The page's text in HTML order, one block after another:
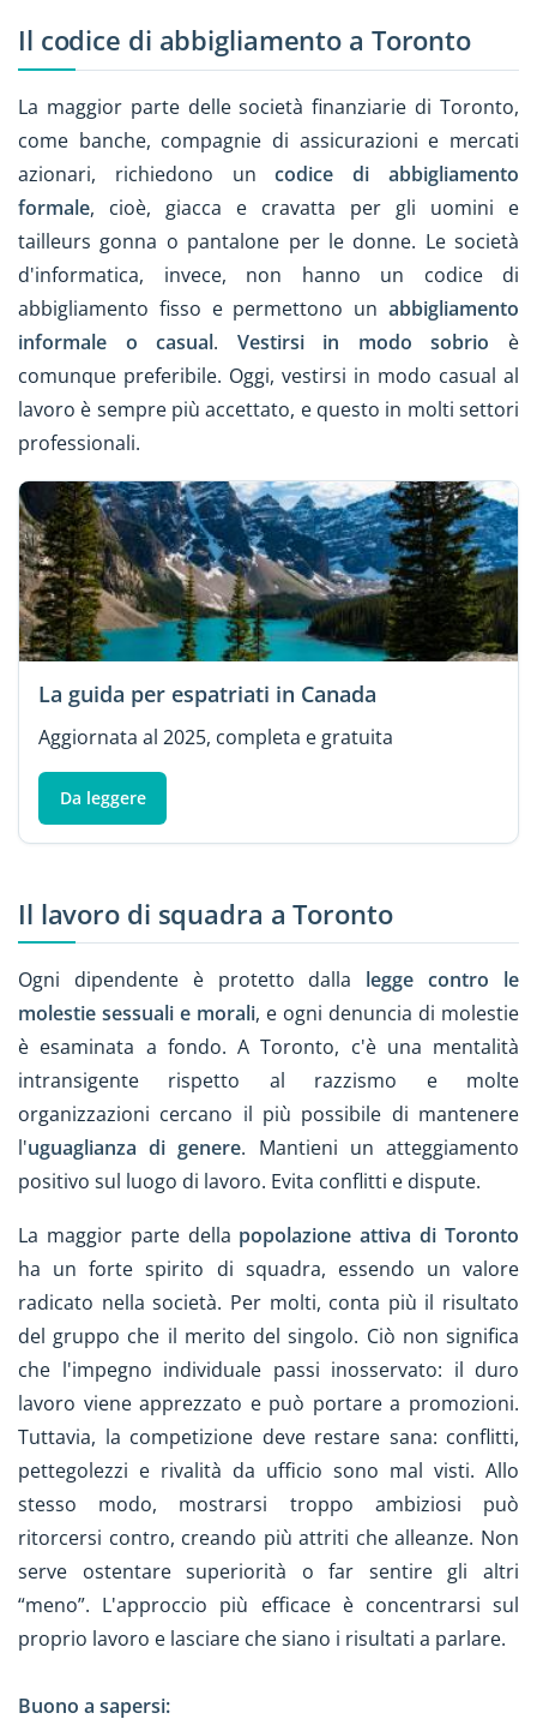
Il codice di abbigliamento a Toronto
La maggior parte delle società finanziarie di Toronto,
come banche, compagnie di assicurazioni e mercati
azionari, richiedono uncodice di abbigliamento
formale, cioè, giacca e cravatta per gli uomini e
tailleurs gonna o pantalone per le donne. Le società
d'informatica, invece, non hanno un codice di
abbigliamento fisso e permettono un abbigliamento
informale o casual. Vestirsi in modo sobrio è
comunque preferibile. Oggi, vestirsi in modo casual al
lavoro è sempre più accettato, e questo in molti settori
professionali.
La guida per espatriati in Canada
Aggiornata al 2025, completa e gratuita
Da leggere
Il lavoro di squadra a Toronto
Ogni dipendente è protetto dalla legge contro le
molestie sessuali e morali, e ogni denuncia di molestie
è esaminata a fondo. A Toronto, c'è una mentalità
intransigente rispetto al razzismo e molte
organizzazioni cercano il più possibile di mantenere
l'uguaglianza di genere. Mantieni un atteggiamento
positivo sul luogo di lavoro. Evita conflitti e dispute.
La maggior parte della popolazione attiva di Toronto
ha un forte spirito di squadra, essendo un valore
radicato nella società. Per molti, conta più il risultato
del gruppo che il merito del singolo. Ciò non significa
che l'impegno individuale passi inosservato: il duro
lavoro viene apprezzato e può portare a promozioni.
Tuttavia, la competizione deve restare sana: conflitti,
pettegolezzi e rivalità da ufficio sono mal visti. Allo
stesso modo, mostrarsi troppo ambiziosi può
ritorcersi contro, creando più attriti che alleanze. Non
serve ostentare superiorità o far sentire gli altri
“meno”. L'approccio più efficace è concentrarsi sul
proprio lavoro e lasciare che siano i risultati a parlare.
Buono a sapersi: